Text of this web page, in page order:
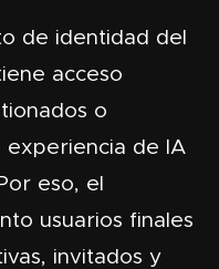
de identidad del
acceso
o
experiencia de IA
eso, el
usuarios finales
invitados y